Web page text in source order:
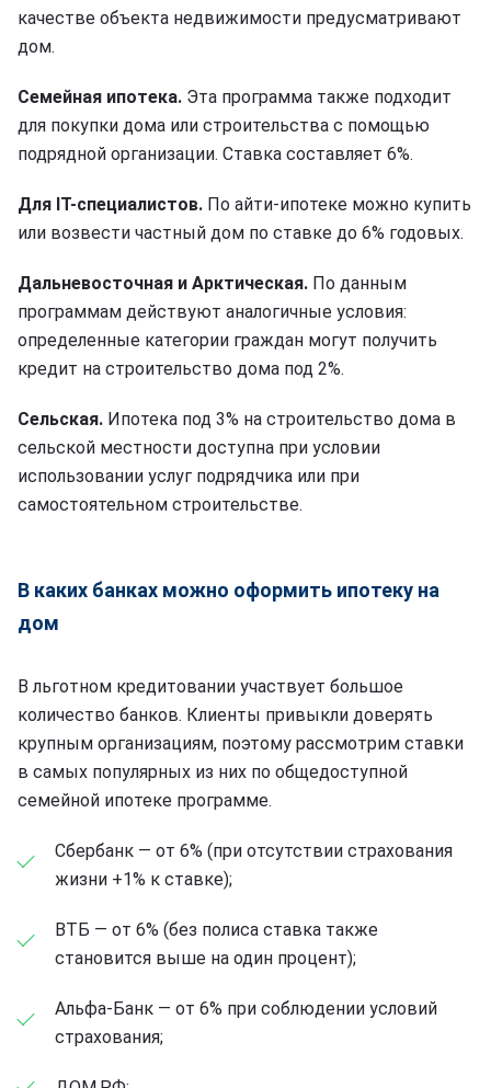
качестве объекта недвижимости предусматривают
дом.
Семейная ипотека. Эта программа также подходит
для покупки дома или строительства с помощью
подрядной организации. Ставка составляет 6%.
Для IT-специалистов. По айти-ипотеке можно купить
или возвести частный дом по ставке до 6% годовых.
Дальневосточная и Арктическая. По данным
программам действуют аналогичные условия:
определенные категории граждан могут получить
кредит на строительство дома под 2%.
Сельская. Ипотека под 3% на строительство дома в
сельской местности доступна при условии
использовании услуг подрядчика или при
самостоятельном строительстве.
В каких банках можно оформить ипотеку на
дом
В льготном кредитовании участвует большое
количество банков. Клиенты привыкли доверять
крупным организациям, поэтому рассмотрим ставки
в самых популярных из них по общедоступной
семейной ипотеке программе.
Сбербанк — от 6% (при отсутствии страхования
жизни +1% к ставке);
ВТБ — от 6% (без полиса ставка также
становится выше на один процент);
Альфа-Банк — от 6% при соблюдении условий
страхования;